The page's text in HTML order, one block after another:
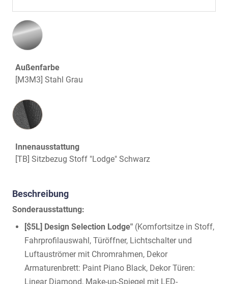
Außenfarbe
[M3M3] Stahl Grau
Innenausstattung
Innenausstattung
[TB] Sitzbezug Stoff "Lodge" Schwarz
Beschreibung
Sonderausstattung:
[$5L] Design Selection Lodge" (Komfortsitze in Stoff,
Fahrprofilauswahl, Türöffner, Lichtschalter und
Luftauströmer mit Chromrahmen, Dekor
Armaturenbrett: Paint Piano Black, Dekor Türen:
Linear Diamond, Make-up-Spiegel mit LED-